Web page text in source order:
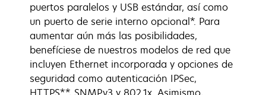
puertos paralelos y USB estándar, así como
un puerto de serie interno opcional*. Para
aumentar aún más las posibilidades,
benefíciese de nuestros modelos de red que
incluyen Ethernet incorporada y opciones de
seguridad como autenticación IPSec,